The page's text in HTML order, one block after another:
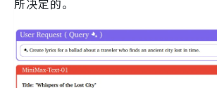
所决定的。